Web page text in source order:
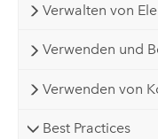
Verwalten von
Verwenden und
Verwenden von
Best Practices